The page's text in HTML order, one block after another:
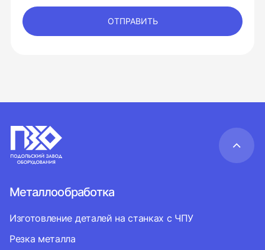
ОТПРАВИТЬ
Металлообработка
Изготовление деталей на станках с ЧПУ
Резка металла